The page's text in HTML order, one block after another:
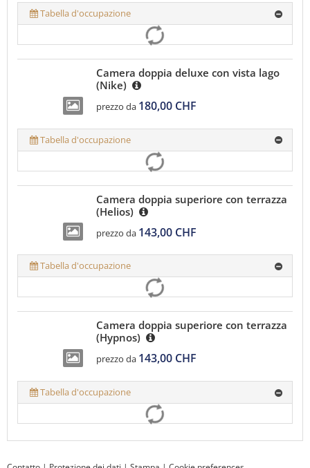
Tabella d'occupazione
Camera doppia deluxe con vista lago
(Nike)
prezzo da 180,00 CHF
Tabella d'occupazione
Camera doppia superiore con terrazza
(Helios)
prezzo da 143,00 CHF
Tabella d'occupazione
Camera doppia superiore con terrazza
(Hypnos)
prezzo da 143,00 CHF
Tabella d'occupazione